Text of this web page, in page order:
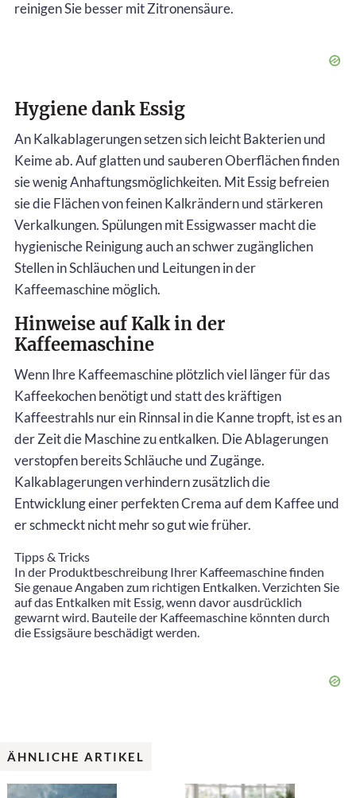
reinigen Sie besser mit Zitronensäure.
Hygiene dank Essig
An Kalkablagerungen setzen sich leicht Bakterien und
Keime ab. Auf glatten und sauberen Oberflächen finden
sie wenig Anhaftungsmöglichkeiten. Mit Essig befreien
sie die Flächen von feinen Kalkrändern und stärkeren
Verkalkungen. Spülungen mit Essigwasser macht die
hygienische Reinigung auch an schwer zugänglichen
Stellen in Schläuchen und Leitungen in der
Kaffeemaschine möglich.
Hinweise auf Kalk in der
Kaffeemaschine
Wenn Ihre Kaffeemaschine plötzlich viel länger für das
Kaffeekochen benötigt und statt des kräftigen
Kaffeestrahls nur ein Rinnsal in die Kanne tropft, ist es an
der Zeit die Maschine zu entkalken. Die Ablagerungen
verstopfen bereits Schläuche und Zugänge.
Kalkablagerungen verhindern zusätzlich die
Entwicklung einer perfekten Crema auf dem Kaffee und
er schmeckt nicht mehr so gut wie früher.
Tipps & Tricks
In der Produktbeschreibung Ihrer Kaffeemaschine finden
Sie genaue Angaben zum richtigen Entkalken. Verzichten Sie
auf das Entkalken mit Essig, wenn davor ausdrücklich
gewarnt wird. Bauteile der Kaffeemaschine könnten durch
die Essigsäure beschädigt werden.
ÄHNLICHE ARTIKEL